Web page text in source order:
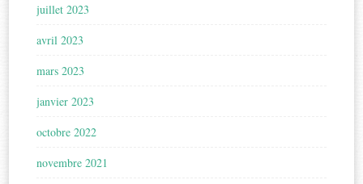
juillet 2023
avril 2023
mars 2023
janvier 2023
octobre 2022
novembre 2021